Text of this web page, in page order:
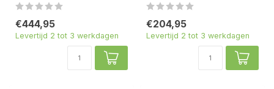
€444,95
Levertijd 2 tot 3 werkdagen
€204,95
Levertijd 2 tot 3 werkdagen